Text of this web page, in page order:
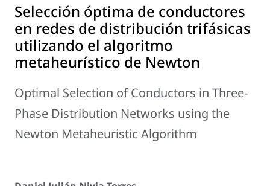
Selección óptima de conductores
en redes de distribución trifásicas
utilizando el algoritmo
metaheurístico de Newton
Optimal Selection of Conductors in Three-
Phase Distribution Networks using the
Newton Metaheuristic Algorithm